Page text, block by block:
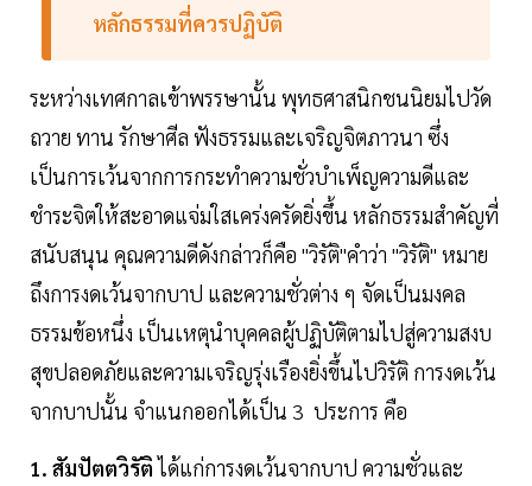
หลักธรรมที่ควรปฏิบัติ
ระหว่างเทศกาลเข้าพรรษานั้น พุทธศาสนิกชนนิยมไปวัด
ถวาย ทาน รักษาศีล ฟังธรรมและเจริญจิตภาวนา ซึ่ง
เป็นการเว้นจากการกระทำความชั่วบำเพ็ญความดีและ
ชำระจิตให้สะอาดแจ่มใสเคร่งครัดยิ่งขึ้น หลักธรรมสำคัญที่
สนับสนุน คุณความดีดังกล่าวก็คือ "วิรัติ"คำว่า "วิรัติ" หมาย
ถึงการงดเว้นจากบาป และความชั่วต่าง ๆ จัดเป็นมงคล
ธรรมข้อหนึ่ง เป็นเหตุนำบุคคลผู้ปฏิบัติตามไปสู่ความสงบ
สุขปลอดภัยและความเจริญรุ่งเรืองยิ่งขึ้นไปวิรัติ การงดเว้น
จากบาปนั้น จำแนกออกได้เป็น 3 ประการ คือ
1. สัมปัตตวิรัติได้แก่การงดเว้นจากบาป ความชั่วและ